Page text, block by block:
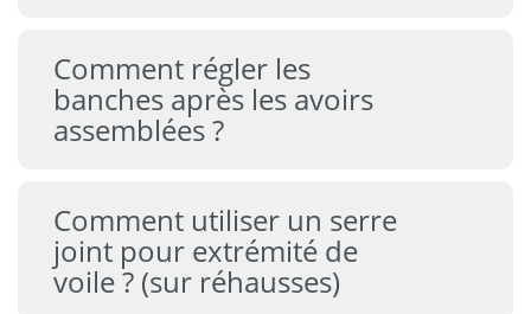
Comment régler les
banches après les avoirs
assemblées ?
Comment utiliser un serre
joint pour extrémité de
voile ? (sur réhausses)